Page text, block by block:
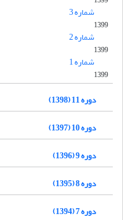
شماره 3
1399
شماره 2
1399
شماره 1
1399
دوره 11 (1398)
دوره 10 (1397)
دوره 9 (1396)
دوره 8 (1395)
دوره 7 (1394)